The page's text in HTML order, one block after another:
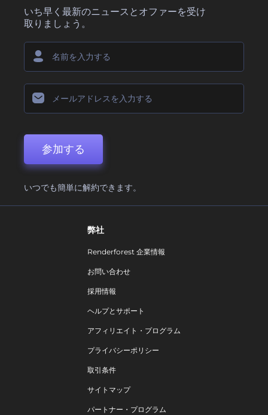
いち早く最新のニュースとオファーを受け
取りましょう。
参加する
いつでも簡単に解約できます。
弊社
Renderforest 企業情報
お問い合わせ
採用情報
ヘルプとサポート
アフィリエイト・プログラム
プライバシーポリシー
取引条件
サイトマップ
パートナー・プログラム